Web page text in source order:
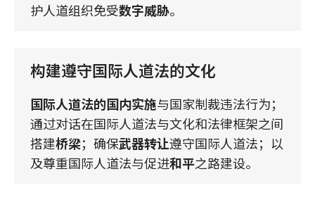
护人道组织免受数字威胁。
构建遵守国际人道法的文化
国际人道法的国内实施与国家制裁违法行为；
通过对话在国际人道法与文化和法律框架之间
搭建桥梁；确保武器转让遵守国际人道法；以
及尊重国际人道法与促进和平之路建设。